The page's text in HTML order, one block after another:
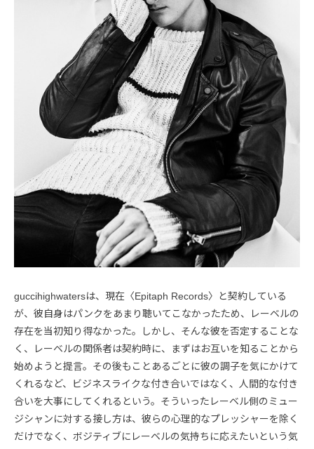
guccihighwatersは、現在〈Epitaph Records〉と契約している
が、彼自身はパンクをあまり聴いてこなかったため、レーベルの
存在を当初知り得なかった。しかし、そんな彼を否定することな
く、レーベルの関係者は契約時に、まずはお互いを知ることから
始めようと提言。その後もことあるごとに彼の調子を気にかけて
くれるなど、ビジネスライクな付き合いではなく、人間的な付き
合いを大事にしてくれるという。そういったレーベル側のミュー
ジシャンに対する接し方は、彼らの心理的なプレッシャーを除く
だけでなく、ボジティブにレーベルの気持ちに応えたいという気